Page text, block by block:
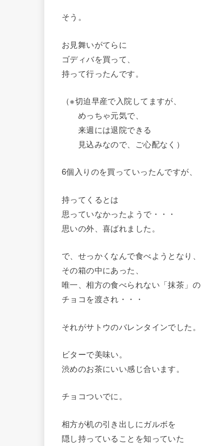
そう。
お見舞いがてらに
ゴディバを買って、
持って行ったんです。
（※切迫早産で入院してますが、
めっちゃ元気で、
来週には退院できる
見込みなので、ご心配なく）
6個入りのを買っていったんですが、
持ってくるとは
思っていなかったようで・・・
思いの外、喜ばれました。
で、せっかくなんで食べようとなり、
その箱の中にあった、
唯一、相方の食べられない「抹茶」の
チョコを渡され・・・
それがサトウのバレンタインでした。
ビターで美味い。
渋めのお茶にいい感じ合います。
チョコついでに。
相方が机の引き出しにガルボを
隠し持っていることを知っていた